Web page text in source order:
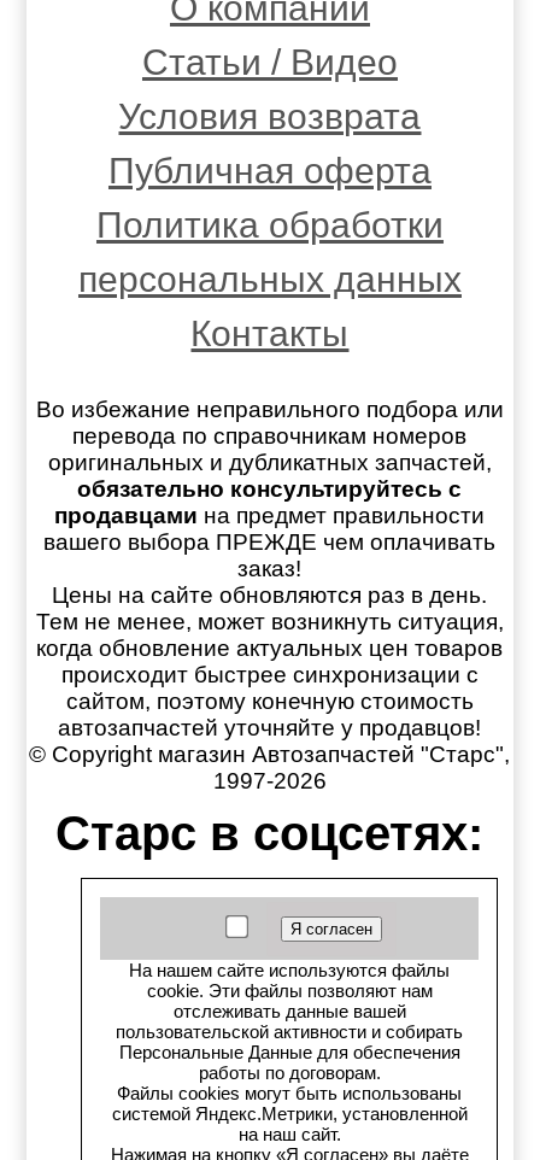
Статьи / Видео
Условия возврата
Публичная оферта
Политика обработки
персональных данных
Контакты
Во избежание неправильного подбора или
перевода по справочникам номеров
оригинальных и дубликатных запчастей,
обязательно консультируйтесь с
продавцами на предмет правильности
вашего выбора ПРЕЖДЕ чем оплачивать
заказ!
Цены на сайте обновляются раз в день.
Тем не менее, может возникнуть ситуация,
когда обновление актуальных цен товаров
происходит быстрее синхронизации с
сайтом, поэтому конечную стоимость
автозапчастей уточняйте у продавцов!
© Copyright магазин Автозапчастей "Старс",
1997-2026
Старс в соцсетях:
Старс вКонтакте
Старс в YouTube
Телеграм-канал
Старс на Drom.ru
Старс в auto.ru
Старс в картах Яндекс
На нашем сайте используются файлы
cookie. Эти файлы позволяют нам
отслеживать данные вашей
пользовательской активности и собирать
Персональные Данные для обеспечения
работы по договорам.
Файлы cookies могут быть использованы
системой Яндекс.Метрики, установленной
на наш сайт.
Нажимая на кнопку «Я согласен» вы даёте